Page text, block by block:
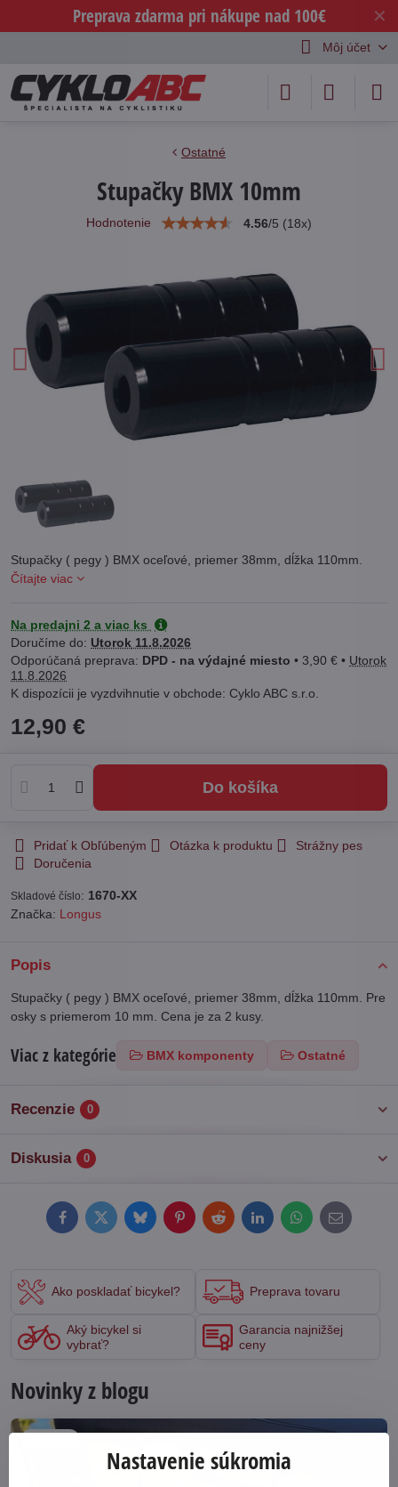
✕
Preprava zdarma pri nákupe nad 100€
Môj účet
Ostatné
Stupačky BMX 10mm
Hodnotenie 4.56/5 (18x)
Stupačky ( pegy ) BMX oceľové, priemer 38mm, dĺžka 110mm.
Čítajte viac
Na predajni 2 a viac ks
Doručíme do: Utorok 11.8.2026
DPD - na výdajné miesto • 3,90 € • Utorok
11.8.2026
Cyklo ABC s.r.o.
12,90 €
Do košíka
Pridať k Obľúbeným Otázka k produktu
Strážny pes
Doručenia
Skladové číslo: 1670-XX
Značka: Longus
Popis
Stupačky ( pegy ) BMX oceľové, priemer 38mm, dĺžka 110mm. Pre
osky s priemerom 10 mm. Cena je za 2 kusy.
Viac z kategórie BMX komponenty Ostatné
Recenzie 0
Diskusia 0
Novinky z blogu
FacebookTwitterBlueskyPinterestRedditLinkedInWhatsApp
E-
mail
Ako poskladať bicykel? Preprava tovaru
Aký bicykel si
vybrať?
Garancia najnižšej
ceny
Nastavenie súkromia